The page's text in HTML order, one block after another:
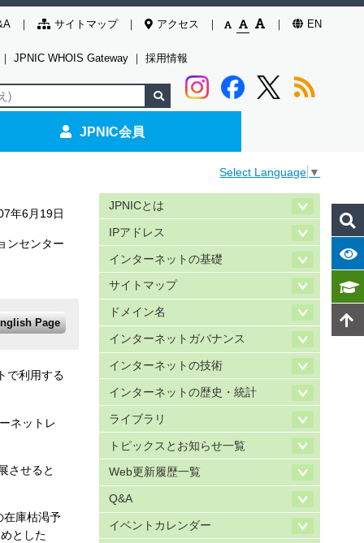
サイトマップ アクセス EN
｜ JPNIC WHOIS Gateway ｜ 採用情報
JPNIC会員
Select Language ▼
年6月19日
ンセンター
Page
で利用する
ネットレ
させると
在庫枯渇予
とした
JPNICとは
IPアドレス
インターネットの基礎
サイトマップ
ドメイン名
インターネットガバナンス
インターネットの技術
インターネットの歴史・統計
ライブラリ
トピックスとお知らせ一覧
Web更新履歴一覧
Q&A
イベントカレンダー